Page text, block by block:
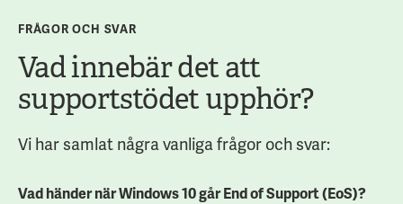
FRÅGOR OCH SVAR
Vad innebär det att
supportstödet upphör?
Vi har samlat några vanliga frågor och svar:
Vad händer när Windows 10 går End of Support (EoS)?